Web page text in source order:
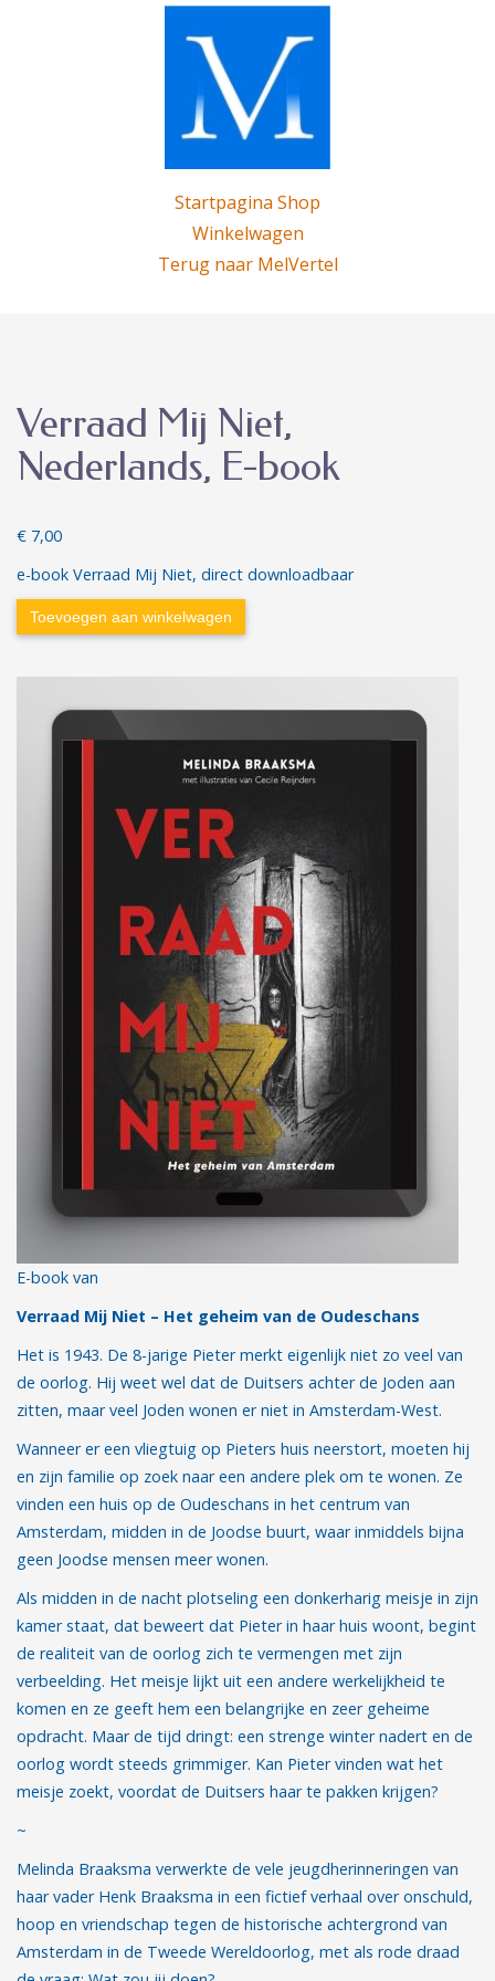
Startpagina Shop
Winkelwagen
Terug naar MelVertel
Verraad Mij Niet,
Nederlands, E-book
€ 7,00
e-book Verraad Mij Niet, direct downloadbaar
Toevoegen aan winkelwagen
E-book van
Verraad Mij Niet – Het geheim van de Oudeschans
Het is 1943. De 8-jarige Pieter merkt eigenlijk niet zo veel van
de oorlog. Hij weet wel dat de Duitsers achter de Joden aan
zitten, maar veel Joden wonen er niet in Amsterdam-West.
Wanneer er een vliegtuig op Pieters huis neerstort, moeten hij
en zijn familie op zoek naar een andere plek om te wonen. Ze
vinden een huis op de Oudeschans in het centrum van
Amsterdam, midden in de Joodse buurt, waar inmiddels bijna
geen Joodse mensen meer wonen.
Als midden in de nacht plotseling een donkerharig meisje in zijn
kamer staat, dat beweert dat Pieter in haar huis woont, begint
de realiteit van de oorlog zich te vermengen met zijn
verbeelding. Het meisje lijkt uit een andere werkelijkheid te
komen en ze geeft hem een belangrijke en zeer geheime
opdracht. Maar de tijd dringt: een strenge winter nadert en de
oorlog wordt steeds grimmiger. Kan Pieter vinden wat het
meisje zoekt, voordat de Duitsers haar te pakken krijgen?
~
Melinda Braaksma verwerkte de vele jeugdherinneringen van
haar vader Henk Braaksma in een fictief verhaal over onschuld,
hoop en vriendschap tegen de historische achtergrond van
Amsterdam in de Tweede Wereldoorlog, met als rode draad